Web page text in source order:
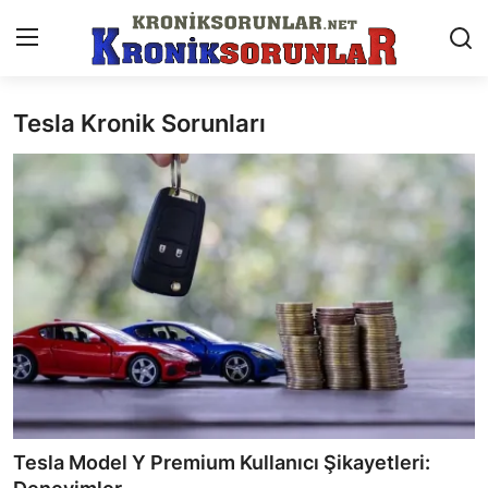
Anasayfa
Markalar
İletişim
Trafik & Cezalar
Sigorta & Kasko
Vergi & ÖTV & MTV
Muayene & Ruhsat
Sorgulamalar
Tesla Kronik Sorunları
Tesla Model Y Premium Kullanıcı Şikayetleri: